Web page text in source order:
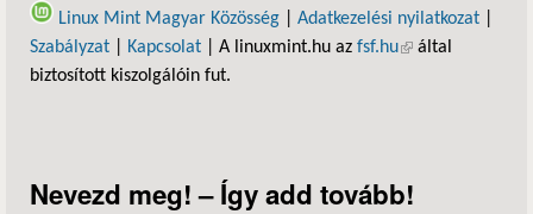
Linux Mint Magyar Közösség
Adatkezelési nyilatkozat
Szabályzat
Kapcsolat | A linuxmint.hu az fsf.hu(külső hivatkozás)
által
biztosított kiszolgálóin fut.
Nevezd meg! – Így add tovább!